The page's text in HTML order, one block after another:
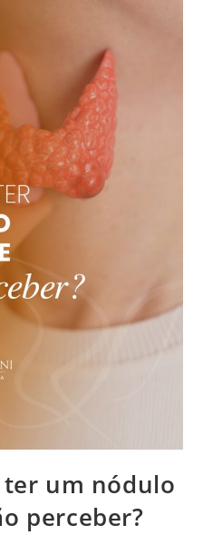
ter um nódulo
perceber?